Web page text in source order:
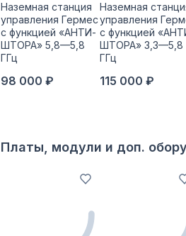
Наземная станция
управления Гермес
с функцией «АНТИ-
ШТОРА» 5,8—5,8
ГГц
98 000 ₽
Наземная
управления
с функцией
ШТОРА» 3,3—5,8
ГГц
115 000 ₽
Платы, модули и доп.